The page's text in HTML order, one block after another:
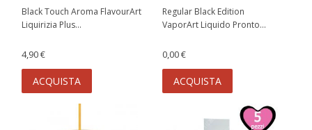
Black Touch Aroma FlavourArt
Liquirizia Plus...
4,90 €
ACQUISTA
Regular Black Edition
VaporArt Liquido Pronto...
0,00 €
ACQUISTA